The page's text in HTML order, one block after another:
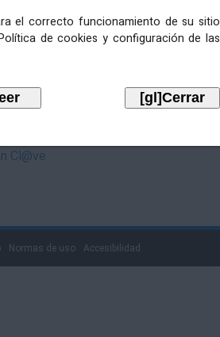
el correcto funcionamiento de su sitio
de cookies y configuración de las
Cl@ve
Normas de uso Accesibilidad